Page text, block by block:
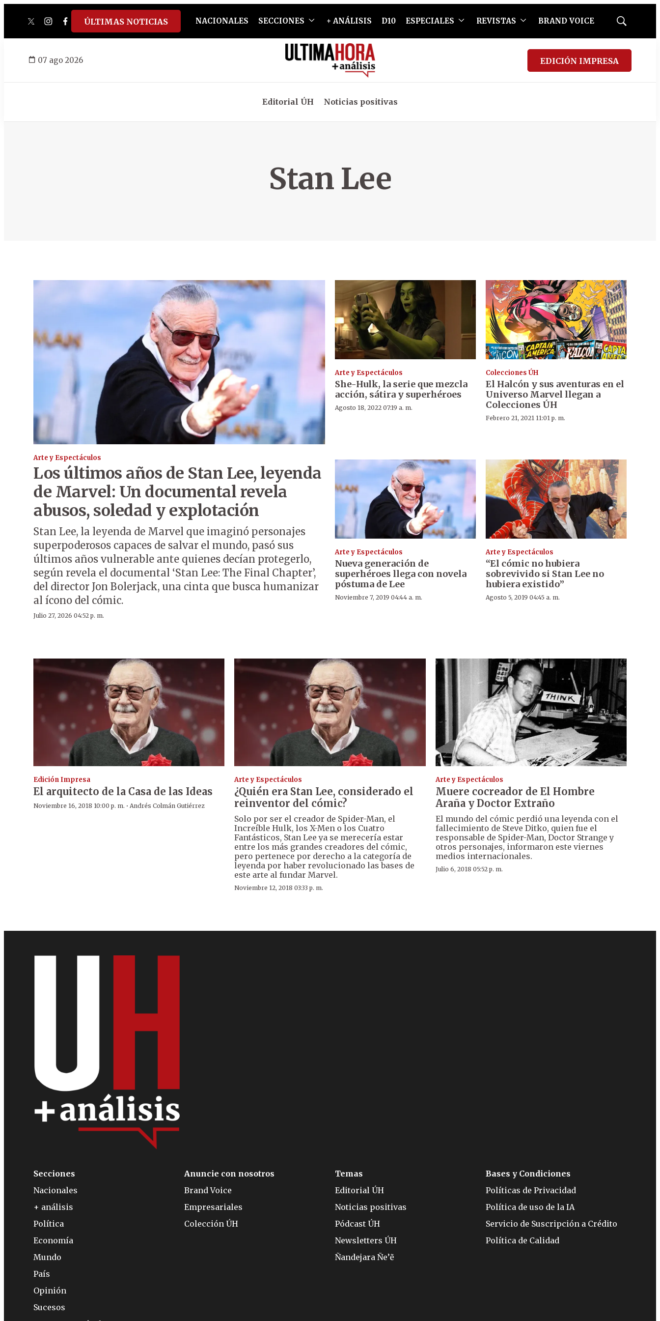
twitterinstagram
facebook
tiktokyoutube
spotify
ÚLTIMAS NOTICIAS NACIONALES SECCIONES + ANÁLISIS D10 ESPECIALES REVISTAS BRAND VOICE
Mostrar
07 ago 2026 EDICIÓN IMPRESA
Editorial ÚH Noticias positivas
Stan Lee
Arte y Espectáculos
Los últimos años de Stan Lee, leyenda
de Marvel: Un documental revela
abusos, soledad y explotación
Stan Lee, la leyenda de Marvel que imaginó personajes
superpoderosos capaces de salvar el mundo, pasó sus
últimos años vulnerable ante quienes decían protegerlo,
según revela el documental ‘Stan Lee: The Final Chapter’,
del director Jon Bolerjack, una cinta que busca humanizar
al ícono del cómic.
Julio 27, 2026 04:52 p. m.
Arte y Espectáculos
She-Hulk, la serie que mezcla
acción, sátira y superhéroes
Agosto 18, 2022 07:19 a. m.
Colecciones ÚH
El Halcón y sus aventuras en el
Universo Marvel llegan a
Colecciones ÚH
Febrero 21, 2021 11:01 p. m.
Arte y Espectáculos
Nueva generación de
superhéroes llega con novela
póstuma de Lee
Noviembre 7, 2019 04:44 a. m.
Arte y Espectáculos
“El cómic no hubiera
sobrevivido si Stan Lee no
hubiera existido”
Agosto 5, 2019 04:45 a. m.
Edición Impresa
El arquitecto de la Casa de las Ideas
Noviembre 16, 2018 10:00 p. m. · Andrés Colmán Gutiérrez
Arte y Espectáculos
¿Quién era Stan Lee, considerado el
reinventor del cómic?
Solo por ser el creador de Spider-Man, el
Increíble Hulk, los X-Men o los Cuatro
Fantásticos, Stan Lee ya se merecería estar
entre los más grandes creadores del cómic,
pero pertenece por derecho a la categoría de
leyenda por haber revolucionado las bases de
este arte al fundar Marvel.
Noviembre 12, 2018 03:33 p. m.
Arte y Espectáculos
Muere cocreador de El Hombre
Araña y Doctor Extraño
El mundo del cómic perdió una leyenda con el
fallecimiento de Steve Ditko, quien fue el
responsable de Spider-Man, Doctor Strange y
otros personajes, informaron este viernes
medios internacionales.
Julio 6, 2018 05:52 p. m.
Secciones
Nacionales
+ análisis
Política
Economía
Mundo
País
Opinión
Sucesos
Anuncie con nosotros
Brand Voice
Empresariales
Colección ÚH
Temas
Editorial ÚH
Noticias positivas
Pódcast ÚH
Newsletters ÚH
Ñandejara Ñe’ẽ
Bases y Condiciones
Políticas de Privacidad
Política de uso de la IA
Servicio de Suscripción a Crédito
Política de Calidad